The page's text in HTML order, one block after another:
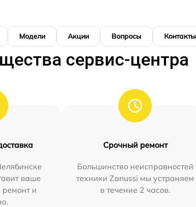
Модели Акции Вопросы Контакты
сервис-центра
ваше
ремонт и
Срочный ремонт
Большинство неисправностей
техники Zanussi мы устраняем
в течение 2 часов.